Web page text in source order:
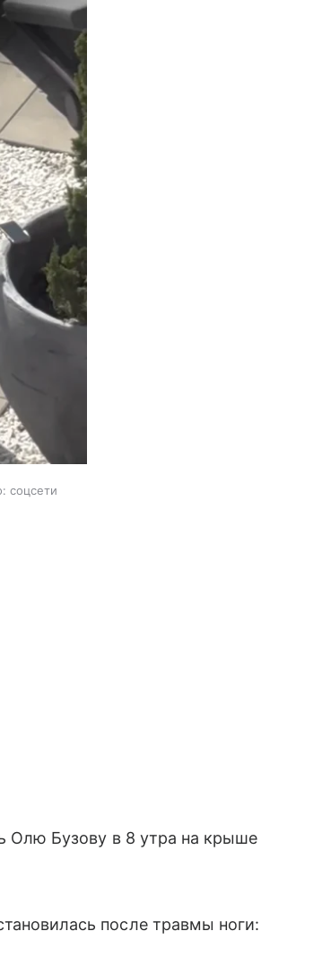
соцсети
Олю Бузову в 8 утра на крыше
после травмы ноги: